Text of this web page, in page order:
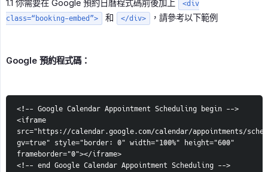
1.1 你需要在 Google 預約日曆程式碼前後加上
<div
class=“booking-embed”>
和 </div> ，請參考以下範例
Google 預約程式碼：
<!-- Google Calendar Appointment Scheduling begin -->
<iframe
src="https://calendar.google.com/calendar/appointments/
gv=true" style="border: 0" width="100%" height="600"
frameborder="0"></iframe>
<!-- end Google Calendar Appointment Scheduling -->